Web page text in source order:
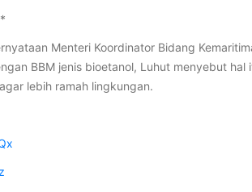
Menteri Koordinator Bidang
BBM jenis bioetanol, Luhut menyebut
lebih ramah lingkungan.